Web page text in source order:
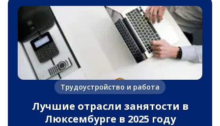
Трудоустройство и работа
Лучшие отрасли занятости в
Люксембурге в 2025 году